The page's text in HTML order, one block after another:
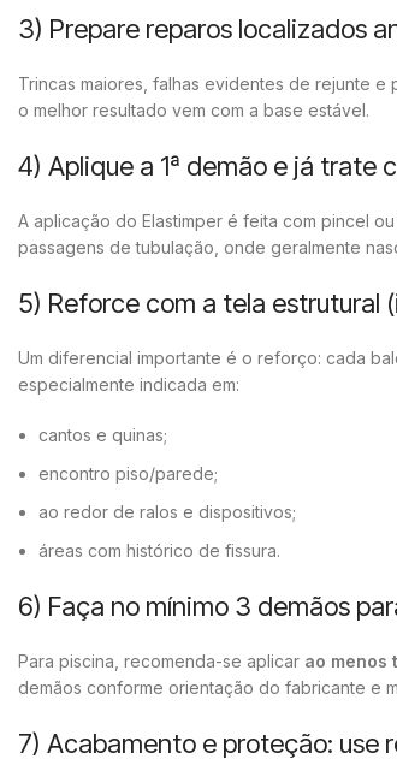
3) Prepare reparos localizados
Trincas maiores, falhas evidentes de rejunte
o melhor resultado vem com a base estável.
4) Aplique a 1ª demão e já trate
A aplicação do Elastimper é feita com pincel
passagens de tubulação, onde geralmente
5) Reforce com a tela estrutural
Um diferencial importante é o reforço: cada
especialmente indicada em:
cantos e quinas;
encontro piso/parede;
ao redor de ralos e dispositivos;
áreas com histórico de fissura.
6) Faça no mínimo 3 demãos
Para piscina, recomenda-se aplicar ao menos
demãos conforme orientação do fabricante e
7) Acabamento e proteção: use